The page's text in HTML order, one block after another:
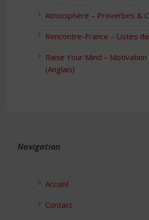
Atmosphère – Proverbes &
Rencontre-France – Listes
Raise Your Mind –
(Anglais)
Navigation
Accueil
Contact